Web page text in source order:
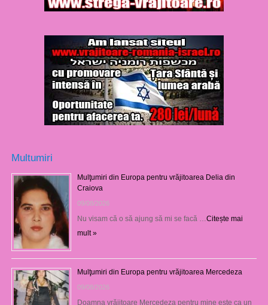
Multumiri
Mulţumiri din Europa pentru vrăjitoarea Delia din
Craiova
09/08/2026
Nu visam că o să ajung să mi se facă … Citește mai
mult »
Mulţumiri din Europa pentru vrăjitoarea Mercedeza
09/08/2026
Doamna vrăjitoare Mercedeza pentru mine este ca un